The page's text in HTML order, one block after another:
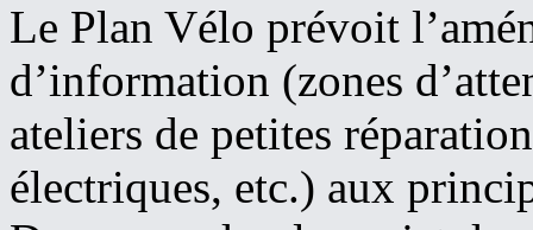
Le Plan Vélo prévoit
d’information (zones
ateliers de petites
électriques, etc.) aux